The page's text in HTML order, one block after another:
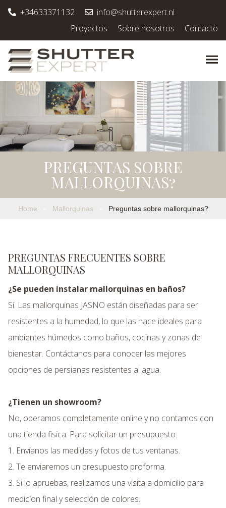
+34633371132
info@shutterexpert.nl
Proyectos
Sobre nosotros Contacto
PREGUNTAS SOBRE
MALLORQUINAS?
Home Mallorquinas Preguntas sobre mallorquinas?
PREGUNTAS FRECUENTES SOBRE
MALLORQUINAS
¿Se pueden instalar mallorquinas en baños?
Sí. Las mallorquinas JASNO están diseñadas para ser
resistentes a la humedad, lo que las hace ideales para
ambientes húmedos como baños, cocinas y zonas de
bienestar. Contáctanos para conocer las mejores
opciones de persianas resistentes al agua.
¿Tienen un showroom?
No, operamos completamente online y no contamos con
una tienda fisica. Para solicitar un presupuesto:
1. Envíanos las medidas y fotos de tus ventanas.
2. Te enviaremos un presupuesto proforma.
3. Si lo apruebas, realizamos una visita a domicilio para
medicíon final y selección de colores.